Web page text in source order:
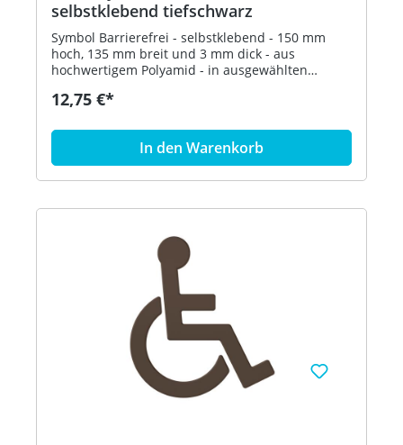
selbstklebend tiefschwarz
Symbol Barrierefrei - selbstklebend - 150 mm
hoch, 135 mm breit und 3 mm dick - aus
hochwertigem Polyamid - in ausgewählten
12,75 €*
In den Warenkorb